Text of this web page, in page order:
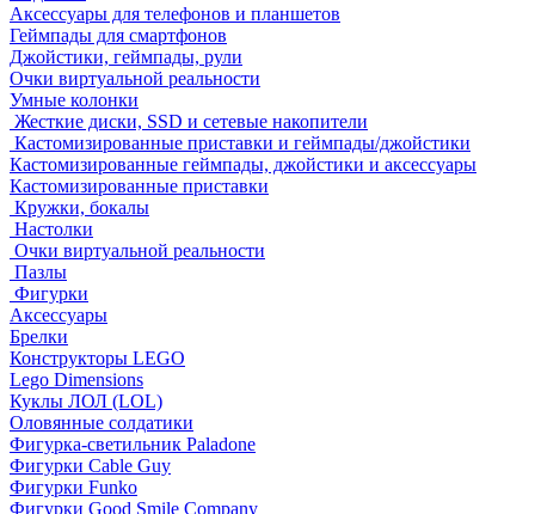
Аксессуары для телефонов и планшетов
Геймпады для смартфонов
Джойстики, геймпады, рули
Очки виртуальной реальности
Умные колонки
Жесткие диски, SSD и сетевые накопители
Кастомизированные приставки и геймпады/джойстики
Кастомизированные геймпады, джойстики и аксессуары
Кастомизированные приставки
Кружки, бокалы
Настолки
Очки виртуальной реальности
Пазлы
Фигурки
Аксессуары
Брелки
Конструкторы LEGO
Lego Dimensions
Куклы ЛОЛ (LOL)
Оловянные солдатики
Фигурка-светильник Paladone
Фигурки Cable Guy
Фигурки Funko
Фигурки Good Smile Company